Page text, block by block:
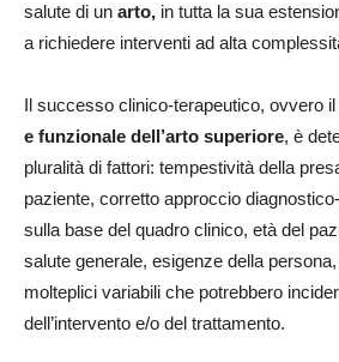
salute di un arto, in tutta la sua
a richiedere interventi ad alta
Il successo clinico-terapeutico, ovvero il
e funzionale dell’arto superiore, è
pluralità di fattori: tempestività della
paziente, corretto approccio
sulla base del quadro clinico, età del
salute generale, esigenze della
molteplici variabili che potrebbero
dell’intervento e/o del trattamento.